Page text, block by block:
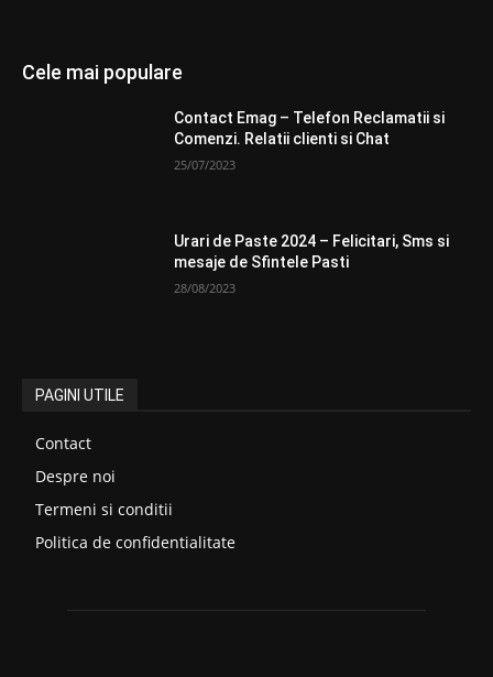
Cele mai populare
Contact Emag – Telefon Reclamatii si
Comenzi. Relatii clienti si Chat
25/07/2023
Urari de Paste 2024 – Felicitari, Sms si
mesaje de Sfintele Pasti
28/08/2023
PAGINI UTILE
Contact
Despre noi
Termeni si conditii
Politica de confidentialitate